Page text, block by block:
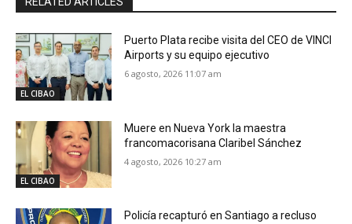
EL CIBAO
Puerto Plata recibe visita del CEO de VINCI
Airports y su equipo ejecutivo
6 agosto, 2026 11:07 am
EL CIBAO
Muere en Nueva York la maestra
francomacorisana Claribel Sánchez
4 agosto, 2026 10:27 am
Policía recapturó en Santiago a recluso